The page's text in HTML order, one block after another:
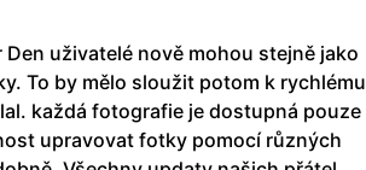
uživatelé nově mohou stejně jako
To by mělo sloužit potom k rychlému
každá fotografie je dostupná pouze
upravovat fotky pomocí různých